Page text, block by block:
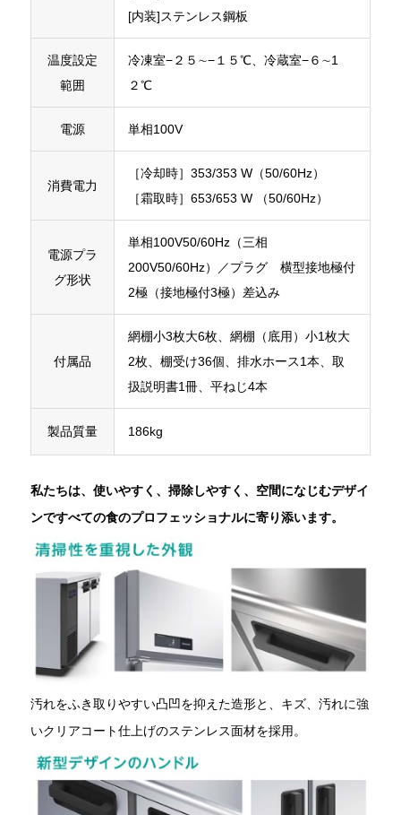
[内装]ステンレス鋼板
温度設定
範囲
冷凍室−２５∼−１５℃、冷蔵室−６∼1
２℃
電源 単相100V
消費電力
［冷却時］353/353 W（50/60Hz）
［霜取時］653/653 W （50/60Hz）
電源プラ
グ形状
単相100V50/60Hz（三相
200V50/60Hz）／プラグ 横型接地極付
2極（接地極付3極）差込み
付属品
網棚小3枚大6枚、網棚（底用）小1枚大
2枚、棚受け36個、排水ホース1本、取
扱説明書1冊、平ねじ4本
製品質量 186kg
私たちは、使いやすく、掃除しやすく、空間になじむデザイ
ンですべての食のプロフェッショナルに寄り添います。
汚れをふき取りやすい凸凹を抑えた造形と、キズ、汚れに強
いクリアコート仕上げのステンレス面材を採用。